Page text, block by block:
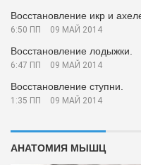
Восстановление икр и
6:50 ПП 09 МАЙ 2014
Восстановление лодыжки.
6:47 ПП 09 МАЙ 2014
Восстановление ступни.
1:35 ПП 09 МАЙ 2014
АНАТОМИЯ МЫШЦ